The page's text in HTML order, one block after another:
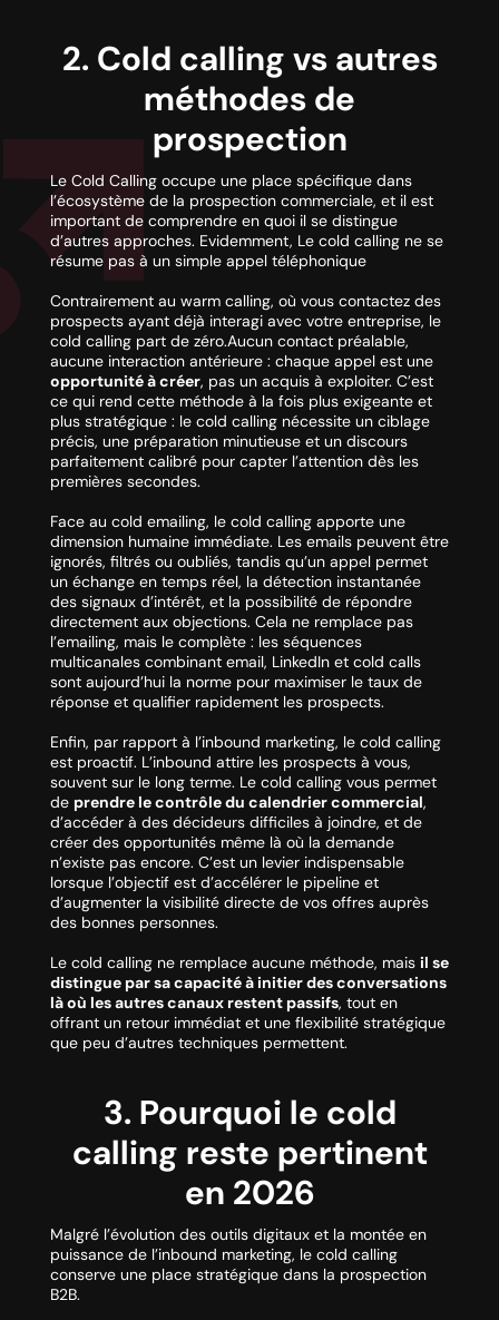
2. Cold calling vs autres
méthodes de
prospection
Le Cold Calling occupe une place spécifique dans
l’écosystème de la prospection commerciale, et il est
important de comprendre en quoi il se distingue
d’autres approches. Evidemment, Le cold calling ne se
résume pas à un simple appel téléphonique
Contrairement au warm calling, où vous contactez des
prospects ayant déjà interagi avec votre entreprise, le
cold calling part de zéro.Aucun contact préalable,
aucune interaction antérieure : chaque appel est une
opportunité à créer, pas un acquis à exploiter. C’est
ce qui rend cette méthode à la fois plus exigeante et
plus stratégique : le cold calling nécessite un ciblage
précis, une préparation minutieuse et un discours
parfaitement calibré pour capter l’attention dès les
premières secondes.
Face au cold emailing, le cold calling apporte une
dimension humaine immédiate. Les emails peuvent être
ignorés, filtrés ou oubliés, tandis qu’un appel permet
un échange en temps réel, la détection instantanée
des signaux d’intérêt, et la possibilité de répondre
directement aux objections. Cela ne remplace pas
l’emailing, mais le complète : les séquences
multicanales combinant email, LinkedIn et cold calls
sont aujourd’hui la norme pour maximiser le taux de
réponse et qualifier rapidement les prospects.
Enfin, par rapport à l’inbound marketing, le cold calling
est proactif. L’inbound attire les prospects à vous,
souvent sur le long terme. Le cold calling vous permet
de prendre le contrôle du calendrier commercial,
d’accéder à des décideurs difficiles à joindre, et de
créer des opportunités même là où la demande
n’existe pas encore. C’est un levier indispensable
lorsque l’objectif est d’accélérer le pipeline et
d’augmenter la visibilité directe de vos offres auprès
des bonnes personnes.
Le cold calling ne remplace aucune méthode, mais il se
distingue par sa capacité à initier des conversations
là où les autres canaux restent passifs, tout en
offrant un retour immédiat et une flexibilité stratégique
que peu d’autres techniques permettent.
3. Pourquoi le cold
calling reste pertinent
en 2026
Malgré l’évolution des outils digitaux et la montée en
puissance de l’inbound marketing, le cold calling
conserve une place stratégique dans la prospection
B2B.